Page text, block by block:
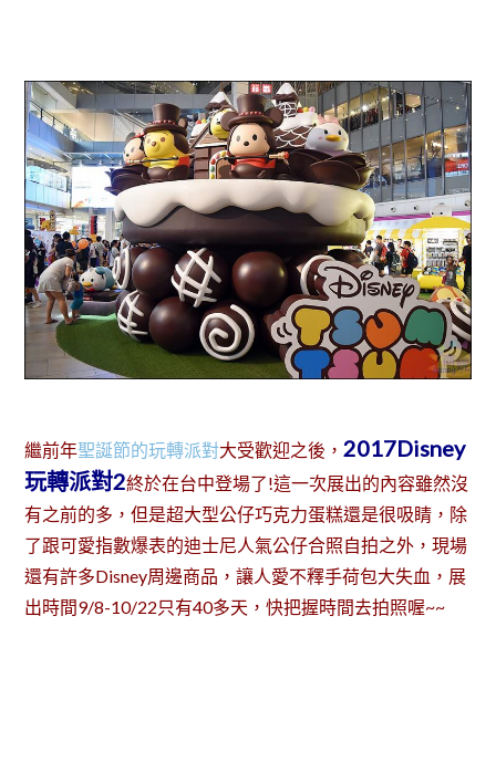
繼前年聖誕節的玩轉派對大受歡迎之後，2017Disney
玩轉派對2終於在台中登場了!這一次展出的內容雖然沒
有之前的多，但是超大型公仔巧克力蛋糕還是很吸睛，除
了跟可愛指數爆表的迪士尼人氣公仔合照自拍之外，現場
還有許多Disney周邊商品，讓人愛不釋手荷包大失血，展
出時間9/8-10/22只有40多天，快把握時間去拍照喔~~